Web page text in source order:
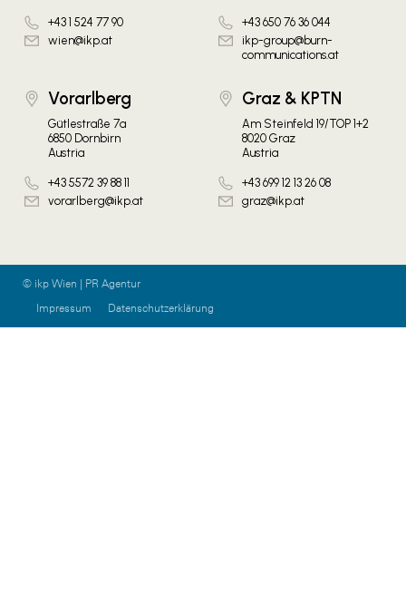
+43 1 524 77 90
wien@ikp.at
+43 650 76 36 044
ikp-group@burn-
communications.at
Vorarlberg
Gütlestraße 7a
6850 Dornbirn
Austria
+43 5572 39 88 11
vorarlberg@ikp.at
Graz & KPTN
Am Steinfeld 19/TOP 1+2
8020 Graz
Austria
+43 699 12 13 26 08
graz@ikp.at
© ikp Wien | PR Agentur
Impressum
Datenschutzerklärung